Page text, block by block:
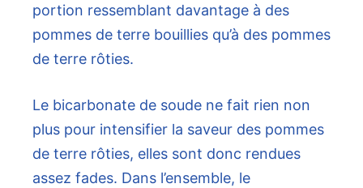
portion ressemblant davantage à des
pommes de terre bouillies qu’à des pommes
de terre rôties.
Le bicarbonate de soude ne fait rien non
plus pour intensifier la saveur des pommes
de terre rôties, elles sont donc rendues
assez fades. Dans l’ensemble, le